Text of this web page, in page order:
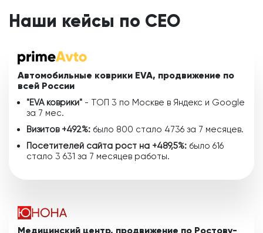
Наши кейсы по СЕО
Автомобильные коврики EVA, продвижение по
всей России
"EVA коврики" - ТОП 3 по Москве в Яндекс и Google
за 7 мес.
Визитов +492%: было 800 стало 4736 за 7 месяцев.
Посетителей сайта рост на +489,5%: было 616
стало 3 631 за 7 месяцев работы.
Медицинский центр, продвижение по Ростову-